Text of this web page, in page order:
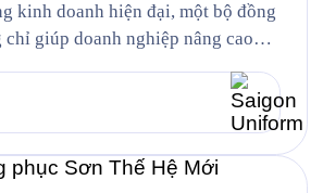
kinh doanh hiện đại, một bộ đồng
chỉ giúp doanh nghiệp nâng cao
chuyên nghiệp, chỉn chu trong mắt
tác. Đồng thời, đây cũng là yếu